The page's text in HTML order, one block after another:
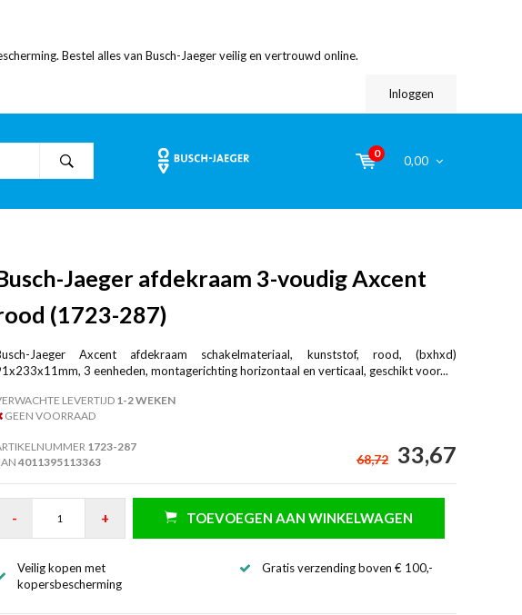
Bestel alles van Busch-Jaeger veilig en vertrouwd online.
Inloggen
0
0,00
Jaeger afdekraam 3-voudig Axcent
(1723-287)
Jaeger Axcent afdekraam schakelmateriaal, kunststof, rood, (bxhxd)
3 eenheden, montagerichting horizontaal en verticaal, geschikt voor...
LEVERTIJD1-2 WEKEN
GEEN VOORRAAD
1723-287
4011395113363 68,72 33,67
- + TOEVOEGEN AAN WINKELWAGEN
Veilig kopen met
kopersbescherming
Gratis verzending boven € 100,-